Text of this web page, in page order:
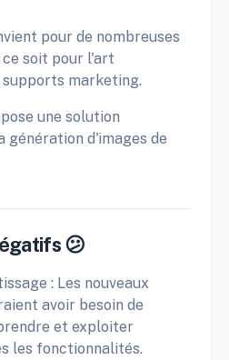
pour de nombreuses
soit pour l'art
supports marketing.
une solution
génération d'images de
😕
: Les nouveaux
avoir besoin de
et exploiter
les fonctionnalités.